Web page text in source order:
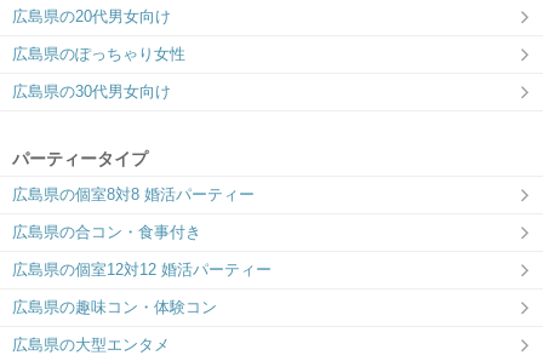
広島県の20代男女向け
広島県のぽっちゃり女性
広島県の30代男女向け
パーティータイプ
広島県の個室8対8 婚活パーティー
広島県の合コン・食事付き
広島県の個室12対12 婚活パーティー
広島県の趣味コン・体験コン
広島県の大型エンタメ